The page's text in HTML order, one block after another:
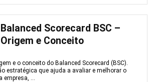
Balanced Scorecard BSC –
Origem e Conceito
e o conceito do Balanced Scorecard (BSC).
estratégica que ajuda a avaliar e melhorar o
empresa, ...